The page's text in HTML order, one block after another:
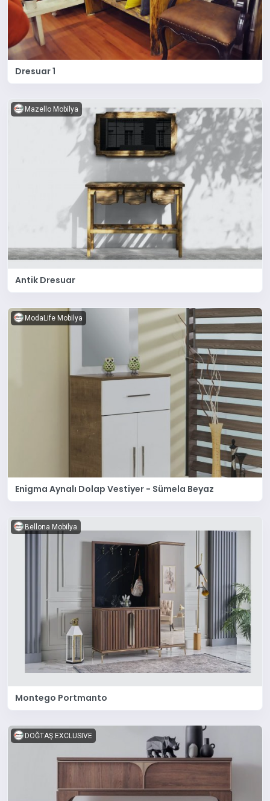
Dresuar 1
Mazello Mobilya
Antik Dresuar
ModaLife Mobilya
Enigma Aynalı Dolap Vestiyer - Sümela Beyaz
Bellona Mobilya
Montego Portmanto
DOĞTAŞ EXCLUSIVE